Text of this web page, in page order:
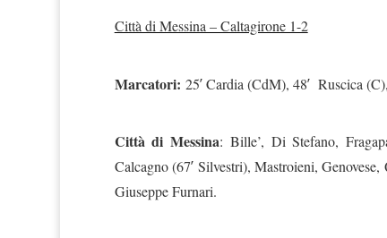
Città di Messina – Caltagirone 1-2
Marcatori: 25′ Cardia (CdM), 48′ Ruscica
Città di Messina: Bille’, Di Stefano,
Calcagno (67′ Silvestri), Mastroieni,
Giuseppe Furnari.